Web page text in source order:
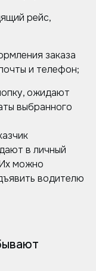
рейс,
заказа
и телефон;
ожидают
выбранного
в личный
можно
водителю